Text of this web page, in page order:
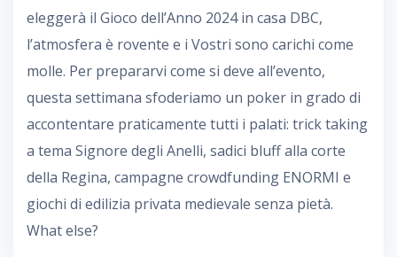
eleggerà il Gioco dell’Anno 2024 in casa DBC,
l’atmosfera è rovente e i Vostri sono carichi come
molle. Per prepararvi come si deve all’evento,
questa settimana sfoderiamo un poker in grado di
accontentare praticamente tutti i palati: trick taking
a tema Signore degli Anelli, sadici bluff alla corte
della Regina, campagne crowdfunding ENORMI e
giochi di edilizia privata medievale senza pietà.
What else?